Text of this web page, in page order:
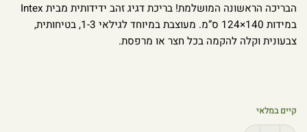
הבריכה הראשונה המושלמת! בריכת דגיג זהב ידידותית מבית Intex
במידות 140×124 ס”מ. מעוצבת במיוחד לגילאי 1-3, בטיחותית,
צבעונית וקלה להקמה בכל חצר או מרפסת.
קיים במלאי